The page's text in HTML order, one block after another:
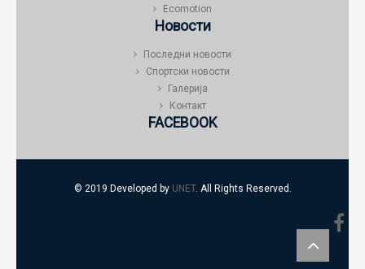
Ecomotion
Новости
Последни новости
Спортски новости
Галерија
Контакт
FACEBOOK
© 2019 Developed by UNET. All Rights Reserved.